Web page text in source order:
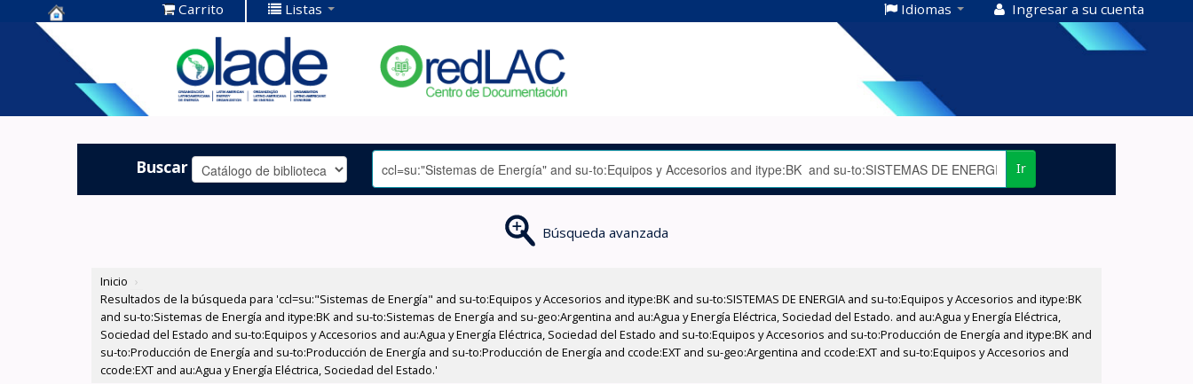
Centro de
Documentación
OLADE -
Carrito Listas Idiomas Ingresar a su cuenta
Buscar Ir
Búsqueda avanzada
Inicio ›
Resultados de la búsqueda para 'ccl=su:"Sistemas de Energía" and su-to:Equipos y Accesorios and itype:BK and su-to:SISTEMAS DE ENERGIA and su-to:Equipos y Accesorios and itype:BK
and su-to:Sistemas de Energía and itype:BK and su-to:Sistemas de Energía and su-geo:Argentina and au:Agua y Energía Eléctrica, Sociedad del Estado. and au:Agua y Energía Eléctrica,
Sociedad del Estado and su-to:Equipos y Accesorios and au:Agua y Energía Eléctrica, Sociedad del Estado and su-to:Equipos y Accesorios and su-to:Producción de Energía and itype:BK and
su-to:Producción de Energía and su-to:Producción de Energía and su-to:Producción de Energía and ccode:EXT and su-geo:Argentina and ccode:EXT and su-to:Equipos y Accesorios and
ccode:EXT and au:Agua y Energía Eléctrica, Sociedad del Estado.'